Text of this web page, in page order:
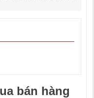
bán hàng